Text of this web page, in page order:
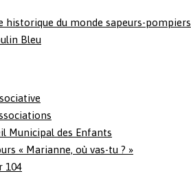
historique du monde sapeurs-pompiers
Bleu
Municipal des Enfants
« Marianne, où vas-tu ? »
104